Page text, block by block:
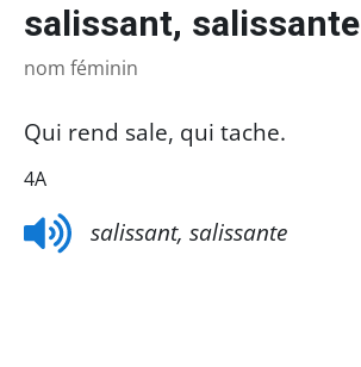
salissant, salissante
nom féminin
Qui rend sale, qui tache.
4A
salissant, salissante